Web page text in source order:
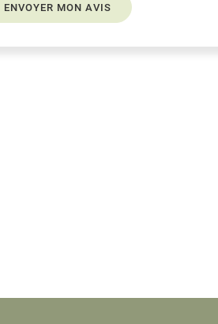
ENVOYER MON AVIS